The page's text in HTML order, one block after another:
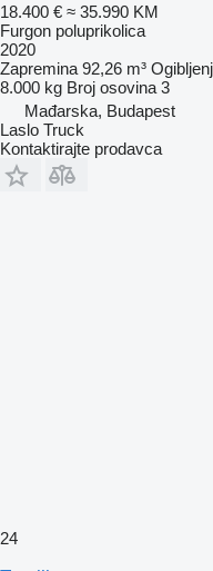
18.400 € ≈ 35.990 KM
Furgon poluprikolica
2020
Zapremina 92,26 m³
8.000 kg Broj osovina 3
Mađarska, Budapest
Laslo Truck
Kontaktirajte prodavca
24